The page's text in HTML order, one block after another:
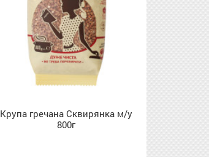
Крупа гречана Сквирянка м/у
800г